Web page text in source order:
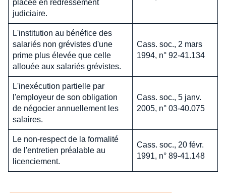
placée en redressement
judiciaire.
L'institution au bénéfice des
salariés non grévistes d'une
prime plus élevée que celle
allouée aux salariés grévistes.
Cass. soc., 2 mars
1994, n° 92-41.134
L'inexécution partielle par
l'employeur de son obligation
de négocier annuellement les
salaires.
Cass. soc., 5 janv.
2005, n° 03-40.075
Le non-respect de la formalité
de l'entretien préalable au
licenciement.
Cass. soc., 20 févr.
1991, n° 89-41.148